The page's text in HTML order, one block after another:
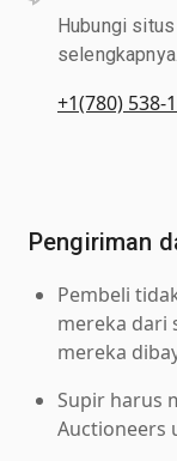
Hubungi
selengkapnya.
+1(780) 538-
Pengiriman
Pembeli
mereka dari
mereka
Supir harus
Auctioneers